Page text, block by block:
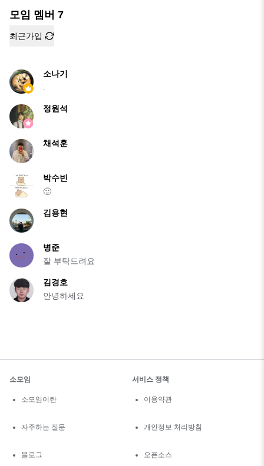
모임 멤버 7
최근가입
소나기
정원석
채석훈
박수빈
🙂
김용현
병준
잘 부탁드려요
김경호
안녕하세요
소모임
소모임이란
자주하는 질문
블로그
서비스 정책
이용약관
개인정보 처리방침
오픈소스